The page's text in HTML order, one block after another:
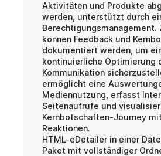
Aktivitäten und Produkte
werden, unterstützt durch
Berechtigungsmanagement.
können Feedback und
dokumentiert werden, um
kontinuierliche Optimierung
Kommunikation
ermöglicht eine
Mediennutzung, erfasst
Seitenaufrufe und
Kernbotschaften-Journey
Reaktionen.
HTML-eDetailer in einer
Paket mit vollständiger